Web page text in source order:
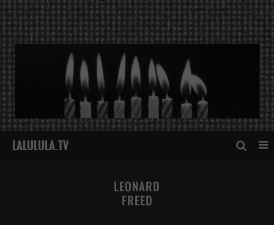
¿QUÉ ES ESTO?
LEONARD
FREED